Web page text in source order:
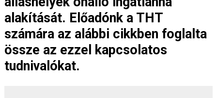
alakítását. Előadónk a THT
számára az alábbi cikkben foglalta
össze az ezzel kapcsolatos
tudnivalókat.